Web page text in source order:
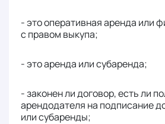
- это оперативная аренда или
с правом выкупа;
- это аренда или субаренда;
- законен ли договор, есть ли
арендодателя на подписание
или субаренды;